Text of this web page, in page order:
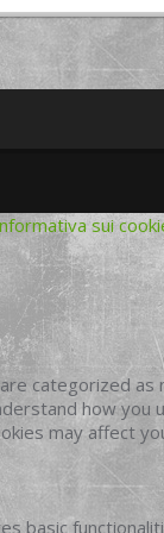
sui
categorized
how
may affect
basic